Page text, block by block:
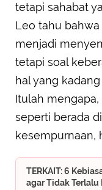
tetapi sahabat
Leo tahu
menjadi
tetapi soal
hal yang
Itulah
seperti berada
kesempurnaan,
TERKAIT: 6
agar Tidak Terlalu